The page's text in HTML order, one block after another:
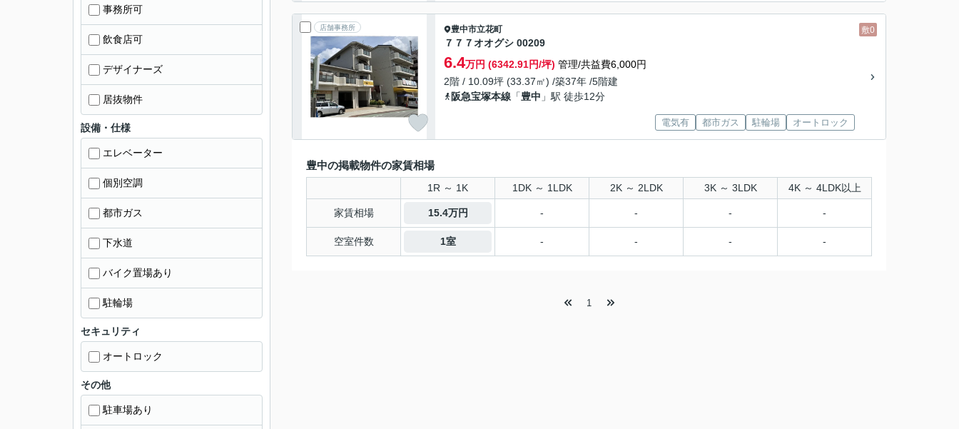
店舗事務所 敷0
豊中市立花町
７７７オオグシ 00209
6.4万円 (6342.91円/坪) 管理/共益費6,000円
2階 / 10.09坪 (33.37㎡) /築37年 /5階建
阪急宝塚本線 「豊中 」駅 徒歩12分
電気有 都市ガス 駐輪場 オートロック
豊中の掲載物件の家賃相場
1R ～ 1K 1DK ～ 1LDK 2K ～ 2LDK 3K ～ 3LDK 4K ～ 4LDK以上
家賃相場 15.4万円 - - - -
空室件数 1室 - - - -
1
事務所可
飲食店可
デザイナーズ
居抜物件
設備・仕様
エレベーター
個別空調
都市ガス
下水道
バイク置場あり
駐輪場
セキュリティ
オートロック
その他
駐車場あり